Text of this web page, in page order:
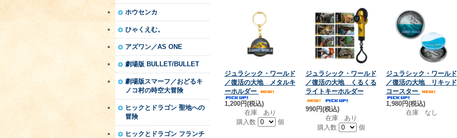
ホウセンカ
ひゃくえむ。
アズワン／AS ONE
劇場版 BULLET/BULLET
劇場版スマーフ／おどるキ
ノコ村の時空大冒険
ヒックとドラゴン 聖地への
冒険
ヒックとドラゴン フランチ
ジュラシック・ワールド
／復活の大地 メタルキ
ーホルダー
1,200円(税込)
在庫 あり
購入数
個
ジュラシック・ワールド
／復活の大地 くるくる
ライトキーホルダー
990円(税込)
在庫 あり
購入数
個
ジュラシック・ワールド
／復活の大地 リキッド
コースター
1,980円(税込)
在庫 なし